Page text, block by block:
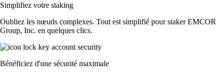
Simplifiez votre staking
Oubliez les nœuds complexes. Tout est simplifié pour staker EMCOR
Group, Inc. en quelques clics.
Bénéficiez d'une sécurité maximale